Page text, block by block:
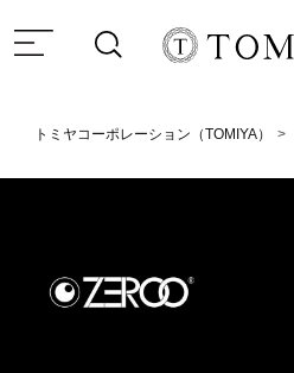
トミヤコーポレーション（TOMIYA）